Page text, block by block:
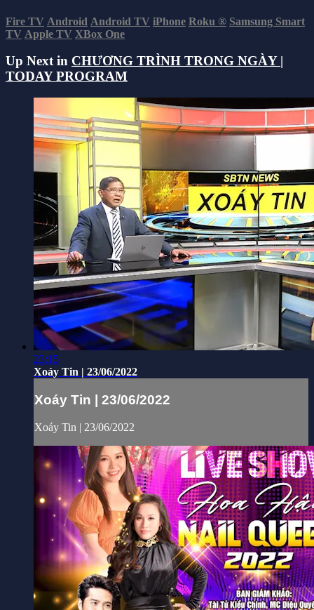
Fire TV Android Android TV iPhone Roku ® Samsung Smart
TV Apple TV XBox One
Up Next in CHƯƠNG TRÌNH TRONG NGÀY |
TODAY PROGRAM
23:15
Xoáy Tin | 23/06/2022
Xoáy Tin | 23/06/2022
Xoáy Tin | 23/06/2022